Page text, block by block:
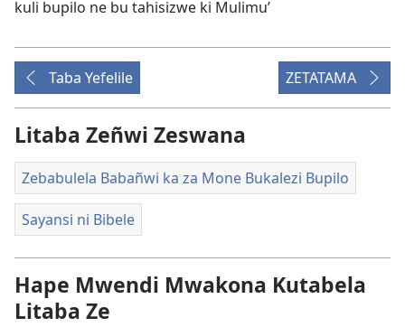
kuli bupilo ne bu tahisizwe ki Mulimu’
Taba Yefelile ZETATAMA
Litaba Zeñwi Zeswana
Zebabulela Babañwi ka za Mone Bukalezi Bupilo
Sayansi ni Bibele
Hape Mwendi Mwakona Kutabela
Litaba Ze